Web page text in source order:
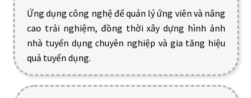
Ứng dụng công nghệ để quản lý ứng viên và nâng
cao trải nghiệm, đồng thời xây dựng hình ảnh
nhà tuyển dụng chuyên nghiệp và gia tăng hiệu
quả tuyển dụng.